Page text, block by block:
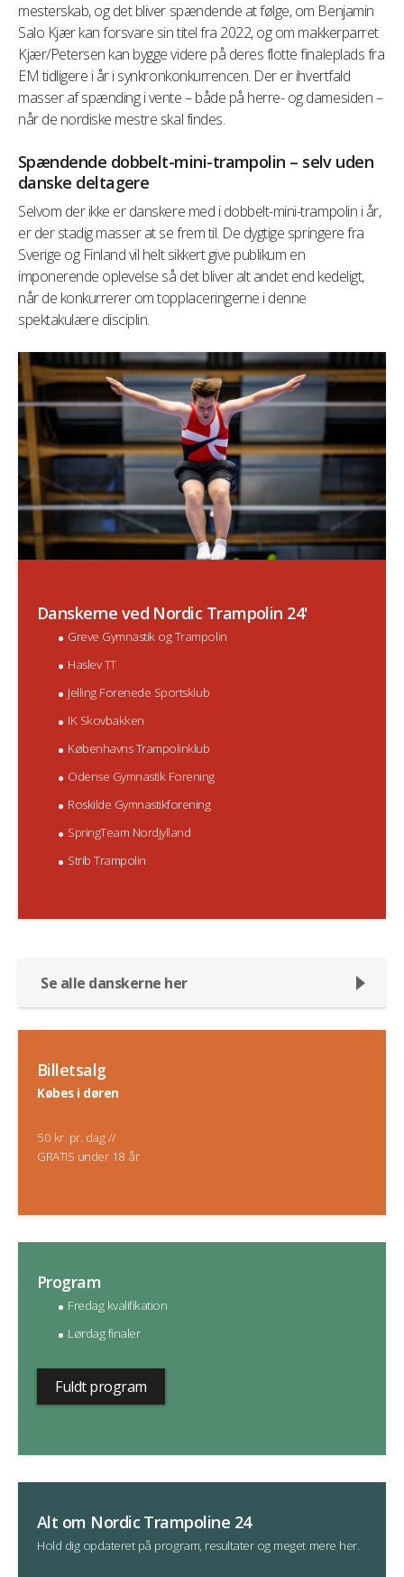
mesterskab, og det bliver spændende at følge, om Benjamin
Salo Kjær kan forsvare sin titel fra 2022, og om makkerparret
Kjær/Petersen kan bygge videre på deres flotte finaleplads fra
EM tidligere i år i synkronkonkurrencen. Der er ihvertfald
masser af spænding i vente – både på herre- og damesiden –
når de nordiske mestre skal findes.
Spændende dobbelt-mini-trampolin – selv uden
danske deltagere
Selvom der ikke er danskere med i dobbelt-mini-trampolin i år,
er der stadig masser at se frem til. De dygtige springere fra
Sverige og Finland vil helt sikkert give publikum en
imponerende oplevelse så det bliver alt andet end kedeligt,
når de konkurrerer om topplaceringerne i denne
spektakulære disciplin.
Danskerne ved Nordic Trampolin 24'
Greve Gymnastik og Trampolin
Haslev TT
Jelling Forenede Sportsklub
IK Skovbakken
Københavns Trampolinklub
Odense Gymnastik Forening
Roskilde Gymnastikforening
SpringTeam Nordjylland
Strib Trampolin
Se alle danskerne her
Billetsalg
Købes i døren
50 kr. pr. dag //
GRATIS under 18 år
Program
Fredag kvalifikation
Lørdag finaler
Fuldt program
Alt om Nordic Trampoline 24
Hold dig opdateret på program, resultater og meget mere her.